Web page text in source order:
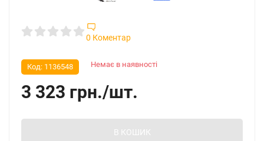
0 Коментар
Немає в наявності
Код: 1136548
3 323 грн./шт.
В КОШИК